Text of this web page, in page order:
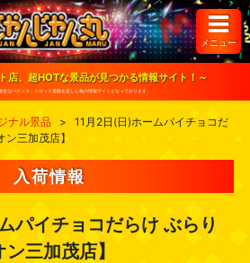
メニュー
店、超HOTな景品が見つかる情報サイト！～
全なパチンコ・スロット遊戯を楽しむ為の情報サイトとなっております。
ナル景品 >
11月2日(日)ホームパイチョコだ
三加茂店】
入荷情報
パイチョコだらけ ぶらり
三加茂店】